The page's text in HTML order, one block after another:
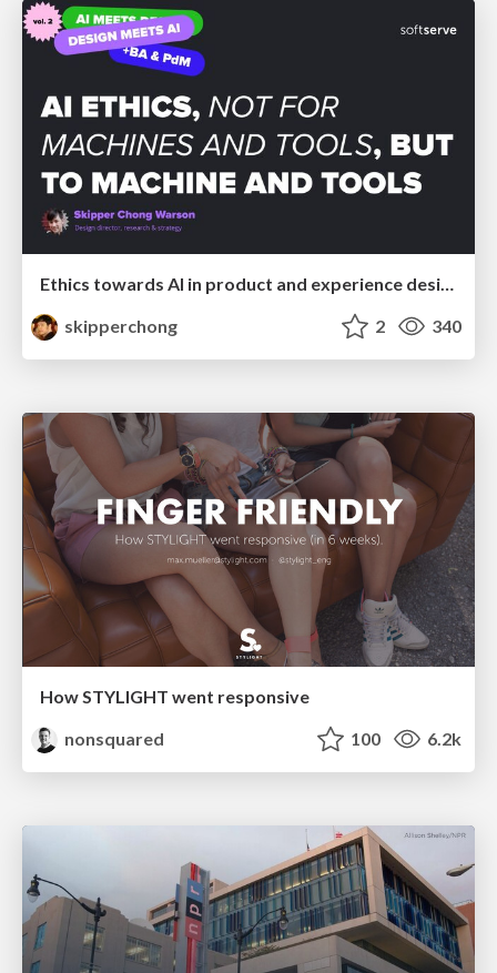
skipperchong
2 340
How STYLIGHT went responsive
nonsquared
100 6.2k